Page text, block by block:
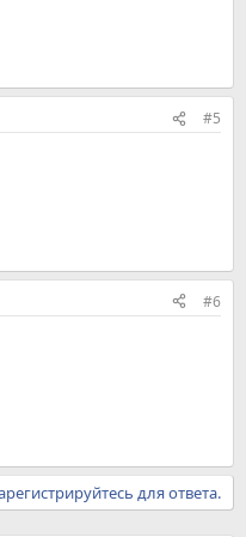
#5
#6
для ответа.